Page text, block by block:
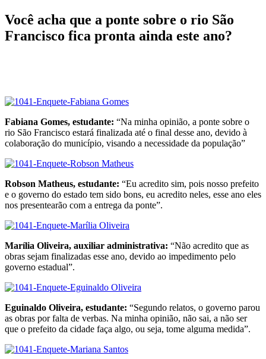
Você acha que a ponte sobre o rio São
Francisco fica pronta ainda este ano?
Fabiana Gomes, estudante: “Na minha opinião, a ponte sobre o
rio São Francisco estará finalizada até o final desse ano, devido à
colaboração do município, visando a necessidade da população”
Robson Matheus, estudante: “Eu acredito sim, pois nosso prefeito
e o governo do estado tem sido bons, eu acredito neles, esse ano eles
nos presentearão com a entrega da ponte”.
Marília Oliveira, auxiliar administrativa: “Não acredito que as
obras sejam finalizadas esse ano, devido ao impedimento pelo
governo estadual”.
Eguinaldo Oliveira, estudante: “Segundo relatos, o governo parou
as obras por falta de verbas. Na minha opinião, não sai, a não ser
que o prefeito da cidade faça algo, ou seja, tome alguma medida”.